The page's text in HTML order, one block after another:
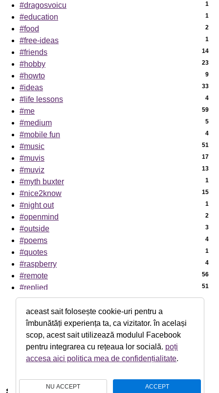
#dragosvoicu 1
#education 1
#food 2
#free-ideas 1
#friends 14
#hobby 23
#howto 9
#ideas 33
#life lessons 4
#me 59
#medium 5
#mobile fun 4
#music 51
#muvis 17
#muviz 13
#myth buxter 1
#nice2know 15
#night out 1
#openmind 2
#outside 3
#poems 4
#quotes 1
#raspberry 4
#remote 56
#replied 51
#sci-tech
#sciencenews
#sexaid
#subway
#th!nk
#theater
search
aceast sait folosește cookie-uri pentru a
îmbunătăți experiența ta, ca vizitator. în același
scop, acest sait utilizează modulul Facebook
pentru integrarea cu rețeaua lor socială. poți
accesa aici politica mea de confidențialitate.
NU ACCEPT ACCEPT